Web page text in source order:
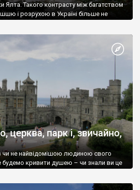
Ялта. Такого контрасту між багатством
і розрухою в Україні більше не
церква, парк і, звичайно,
чи не найвідомішою людиною свого
будемо кривити душею – чи знали ви це